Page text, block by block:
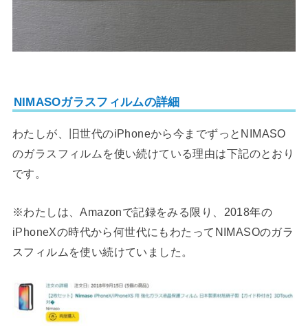
NIMASOガラスフィルムの詳細
わたしが、旧世代のiPhoneから今までずっとNIMASO
のガラスフィルムを使い続けている理由は下記のとおり
です。
※わたしは、Amazonで記録をみる限り、2018年の
iPhoneXの時代から何世代にもわたってNIMASOのガラ
スフィルムを使い続けていました。